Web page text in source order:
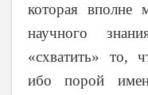
которая
научного
«схватить» то,
ибо порой